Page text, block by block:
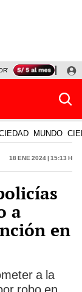
BOYS JORGE
MUNDO
18 Ene 2024 | 15:13 h
a
en
a la